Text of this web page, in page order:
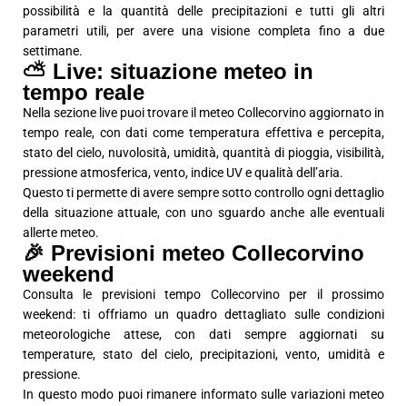
possibilità e la quantità delle precipitazioni e tutti gli altri
parametri utili, per avere una visione completa fino a due
settimane.
⛅ Live: situazione meteo in
tempo reale
Nella sezione live puoi trovare il meteo Collecorvino aggiornato in
tempo reale, con dati come temperatura effettiva e percepita,
stato del cielo, nuvolosità, umidità, quantità di pioggia, visibilità,
pressione atmosferica, vento, indice UV e qualità dell’aria.
Questo ti permette di avere sempre sotto controllo ogni dettaglio
della situazione attuale, con uno sguardo anche alle eventuali
allerte meteo.
🎉 Previsioni meteo Collecorvino
weekend
Consulta le previsioni tempo Collecorvino per il prossimo
weekend: ti offriamo un quadro dettagliato sulle condizioni
meteorologiche attese, con dati sempre aggiornati su
temperature, stato del cielo, precipitazioni, vento, umidità e
pressione.
In questo modo puoi rimanere informato sulle variazioni meteo